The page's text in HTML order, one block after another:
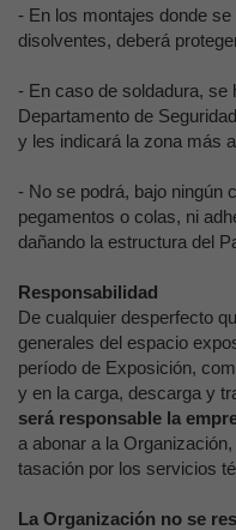
- En los montajes donde
disolventes, deberá
- En caso de soldadura, se
Departamento de
y les indicará la zona más
- No se podrá, bajo ningún
pegamentos o colas, ni
dañando la estructura del
Responsabilidad
De cualquier desperfecto
generales del espacio
período de Exposición,
y en la carga, descarga y
será responsable la
a abonar a la
tasación por los servicios
La Organización no se